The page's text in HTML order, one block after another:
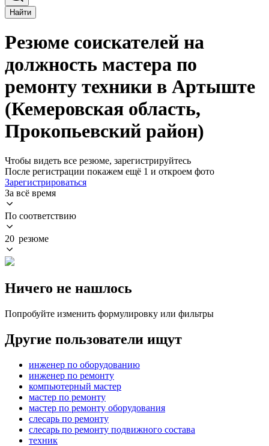
Найти
Резюме соискателей на
должность мастера по
ремонту техники в Артыште
(Кемеровская область,
Прокопьевский район)
Чтобы видеть все резюме, зарегистрируйтесь
После регистрации покажем ещё 1 и откроем фото
Зарегистрироваться
За всё время
По соответствию
20 резюме
Ничего не нашлось
Попробуйте изменить формулировку или фильтры
Другие пользователи ищут
инженер по оборудованию
инженер по ремонту
компьютерный мастер
мастер по ремонту
мастер по ремонту оборудования
слесарь по ремонту
слесарь по ремонту подвижного состава
техник